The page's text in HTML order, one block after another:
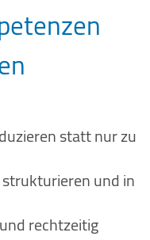
statt nur zu
und in
rechtzeitig